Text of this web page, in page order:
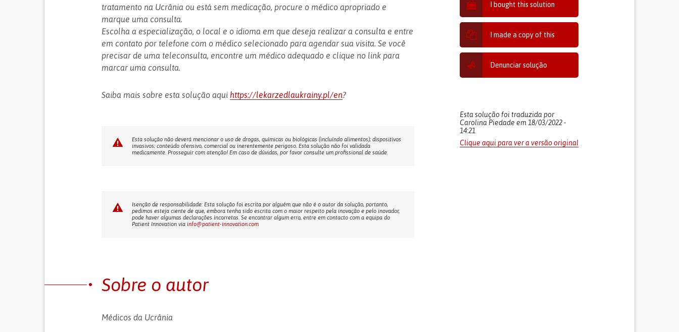
I bought this solution
I made a copy of this
Denunciar solução
Esta solução foi traduzida por
Carolina Piedade em 18/03/2022 -
14:21
Clique aqui para ver a versão original
tratamento na Ucrânia ou está sem medicação, procure o médico apropriado e
marque uma consulta.
Escolha a especialização, o local e o idioma em que deseja realizar a consulta e entre
em contato por telefone com o médico selecionado para agendar sua visita. Se você
precisar de uma teleconsulta, encontre um médico adequado e clique no link para
marcar uma consulta.
Saiba mais sobre esta solução aqui https://lekarzedlaukrainy.pl/en?
Esta solução não deverá mencionar o uso de drogas, químicas ou biológicas (incluíndo alimentos); dispositivos
invasivos; conteúdo ofensivo, comercial ou inerentemente perigoso. Esta solução não foi validada
medicamente. Prosseguir com atenção! Em caso de dúvidas, por favor consulte um profissional de saúde.
Isenção de responsabilidade: Esta solução foi escrita por alguém que não é o autor da solução, portanto,
pedimos esteja ciente de que, embora tenha sido escrita com o maior respeito pela inovação e pelo inovador,
pode haver algumas declarações incorretas. Se encontrar algum erro, entre em contacto com a equipa do
Patient Innovation via info@patient-innovation.com
Sobre o autor
Médicos da Ucrânia